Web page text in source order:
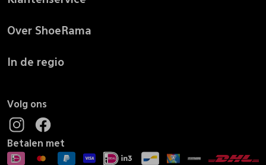
Over ShoeRama
In de regio
Volg ons
Betalen met